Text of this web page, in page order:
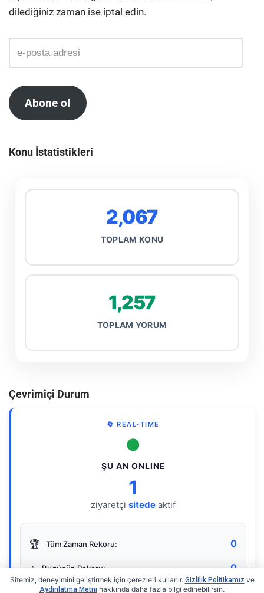
dilediğiniz zaman ise iptal edin.
Abone ol
Konu İstatistikleri
2,067
TOPLAM KONU
1,257
TOPLAM YORUM
Çevrimiçi Durum
🔄 REAL-TIME
●
ŞU AN ONLINE
1
ziyaretçi sitede aktif
🏆 Tüm Zaman Rekoru: 0
⭐ Bugünün Rekoru: 0
Sitemiz, deneyimini geliştirmek için çerezleri kullanır. Gizlilik Politikamız ve
Aydınlatma Metni hakkında daha fazla bilgi edinebilirsin.